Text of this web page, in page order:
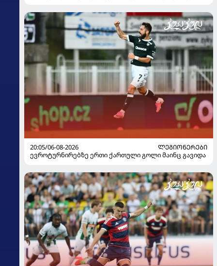
20:05/06-08-2026
ᲚᲔᲒᲘᲝᲜᲔᲠᲔᲑᲘ
ევროტურნირებზე ერთი ქართული გოლი მაინც გავიდა